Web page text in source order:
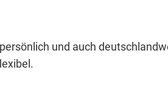
und auch